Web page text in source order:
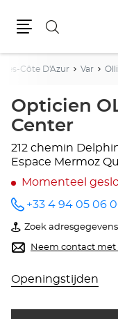
Zoeken
Côte D'Azur Var
Opticien
Center
212 chemin
Espace Mermoz
Momenteel
telefoonnummer
+33 4 94 05 06
Zoek
van
Opticien
OLLIOULES
Center
Neem contact met
Openingstijden